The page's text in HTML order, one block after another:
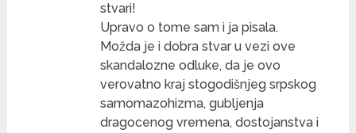
stvari!
Upravo o tome sam i ja pisala.
Možda je i dobra stvar u vezi ove
skandalozne odluke, da je ovo
verovatno kraj stogodišnjeg srpskog
samomazohizma, gubljenja
dragocenog vremena, dostojanstva i